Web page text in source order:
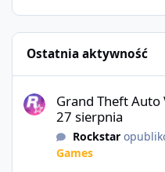
Ostatnia aktywność
Grand Theft Auto
27 sierpnia
Rockstar
Games